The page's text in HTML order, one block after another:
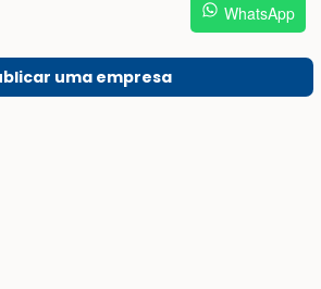
WhatsApp
uma empresa